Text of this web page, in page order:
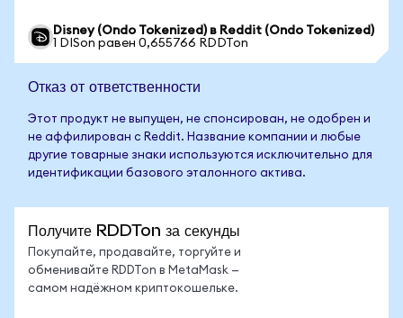
Disney (Ondo Tokenized) в Reddit (Ondo Tokenized)
1 DISon равен 0,655766 RDDTon
Отказ от ответственности
Этот продукт не выпущен, не спонсирован, не одобрен и
не аффилирован с Reddit. Название компании и любые
другие товарные знаки используются исключительно для
идентификации базового эталонного актива.
Получите RDDTon за секунды
Покупайте, продавайте, торгуйте и
обменивайте RDDTon в MetaMask —
самом надёжном криптокошельке.